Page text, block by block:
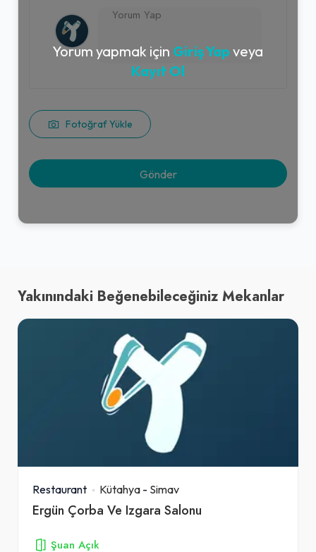
Fotoğraf Yükle
Yorum yapmak için Giriş Yap veya
Kayıt Ol
Yakınındaki Beğenebileceğiniz Mekanlar
Restaurant Kütahya - Simav
Ergün Çorba Ve Izgara Salonu
Şuan Açık